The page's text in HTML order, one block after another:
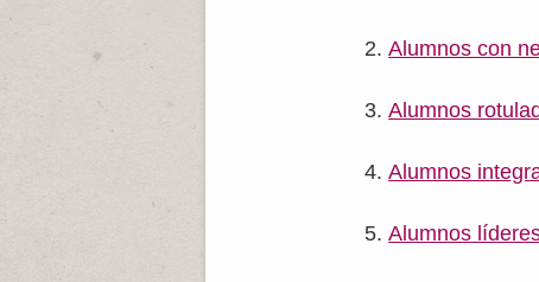
Alumnos con
Alumnos
Alumnos
Alumnos